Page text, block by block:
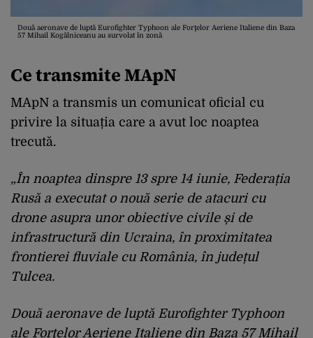
Două aeronave de luptă Eurofighter Typhoon ale Forţelor Aeriene Italiene din Baza
57 Mihail Kogălniceanu au survolat în zonă
Ce transmite MApN
MApN a transmis un comunicat oficial cu
privire la situația care a avut loc noaptea
trecută.
„În noaptea dinspre 13 spre 14 iunie, Federația
Rusă a executat o nouă serie de atacuri cu
drone asupra unor obiective civile și de
infrastructură din Ucraina, în proximitatea
frontierei fluviale cu România, în județul
Tulcea.
Două aeronave de luptă Eurofighter Typhoon
ale Forţelor Aeriene Italiene din Baza 57 Mihail